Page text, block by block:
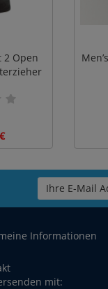
2 Open
Ihre E-Mail
Informationen
mit: